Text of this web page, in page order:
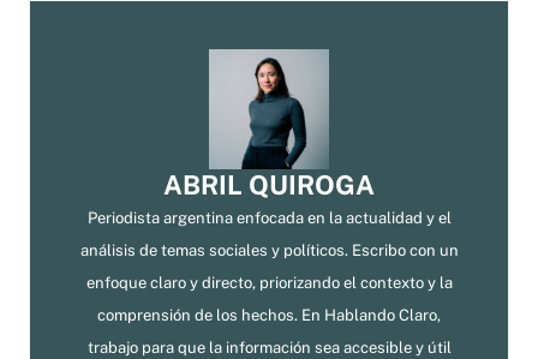
ABRIL QUIROGA
Periodista argentina enfocada en la actualidad y el
análisis de temas sociales y políticos. Escribo con un
enfoque claro y directo, priorizando el contexto y la
comprensión de los hechos. En Hablando Claro,
trabajo para que la información sea accesible y útil